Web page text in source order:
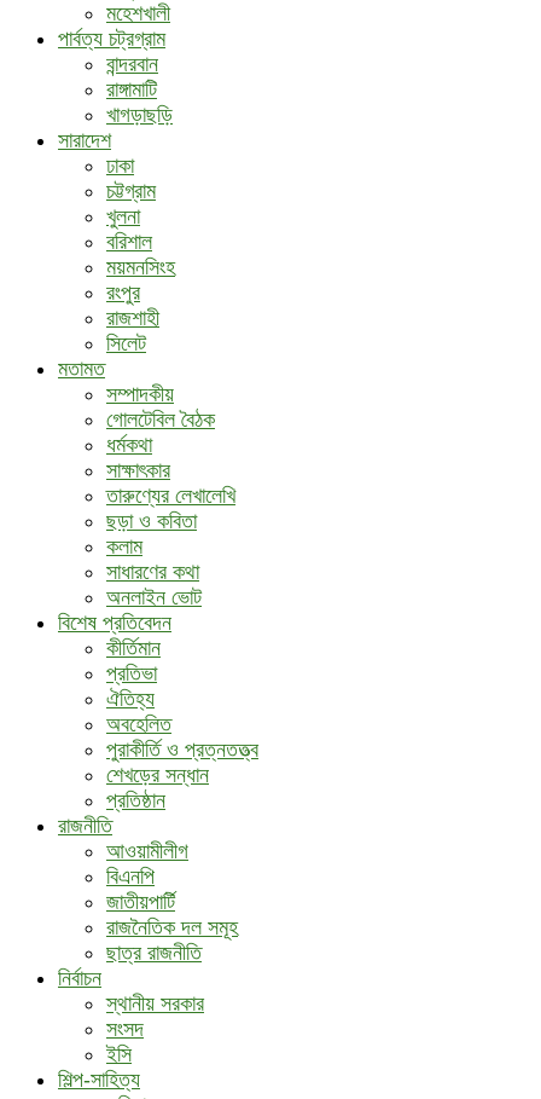
মহেশখালী
পার্বত্য চট্রগ্রাম
বান্দরবান
রাঙ্গামাটি
খাগড়াছড়ি
সারাদেশ
ঢাকা
চট্টগ্রাম
খুলনা
বরিশাল
ময়মনসিংহ
রংপুর
রাজশাহী
সিলেট
মতামত
সম্পাদকীয়
গোলটেবিল বৈঠক
ধর্মকথা
সাক্ষাৎকার
তারুণ্যের লেখালেখি
ছড়া ও কবিতা
কলাম
সাধারণের কথা
অনলাইন ভোট
বিশেষ প্রতিবেদন
কীর্তিমান
প্রতিভা
ঐতিহ্য
অবহেলিত
পুরাকীর্তি ও প্রত্নতত্ত্ব
শেখড়ের সন্ধান
প্রতিষ্ঠান
রাজনীতি
আওয়ামীলীগ
বিএনপি
জাতীয়পার্টি
রাজনৈতিক দল সমূহ
ছাত্র রাজনীতি
নির্বাচন
স্থানীয় সরকার
সংসদ
ইসি
শিল্প-সাহিত্য